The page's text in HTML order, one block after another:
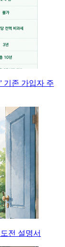
기존 가입자 주
전 설명서